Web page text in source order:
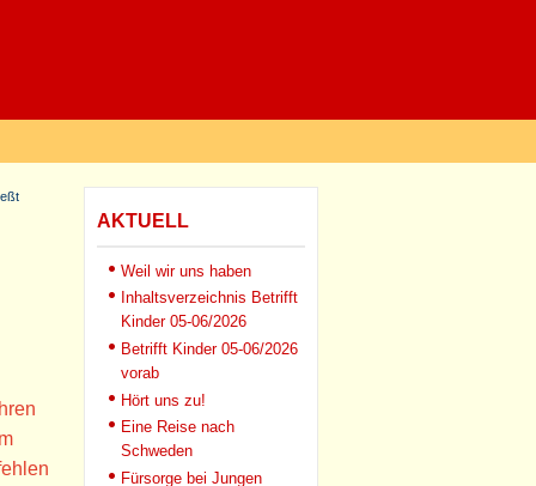
AKTUELL
Weil wir uns haben
Inhaltsverzeichnis Betrifft
Kinder 05-06/2026
Betrifft Kinder 05-06/2026
vorab
Hört uns zu!
Eine Reise nach
Schweden
Fürsorge bei Jungen